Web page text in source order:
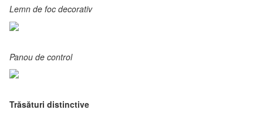
Lemn de foc decorativ
Panou de control
Trăsături distinctive